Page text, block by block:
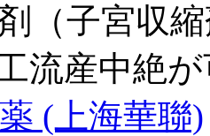
（子宮収
流産中絶
(上海華聯)